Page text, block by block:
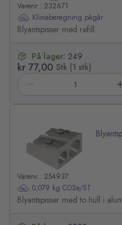
Varenr.: 232671
Klimaberegning pågår
Blyantspisser med refill.
kr 77,00 Stk (1 stk)
På lager: 249
Varenr.: 254937
0,079 kg CO2e/ST
Blyantspisser med to hull i